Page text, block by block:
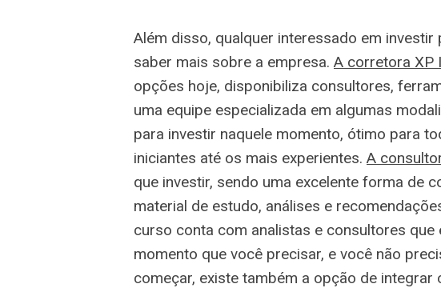
Além disso, qualquer interessado em
saber mais sobre a empresa. A corretora XP
opções hoje, disponibiliza consultores,
uma equipe especializada em algumas
para investir naquele momento, ótimo para
iniciantes até os mais experientes. A
que investir, sendo uma excelente forma de
material de estudo, análises e
curso conta com analistas e consultores
momento que você precisar, e você não
começar, existe também a opção de